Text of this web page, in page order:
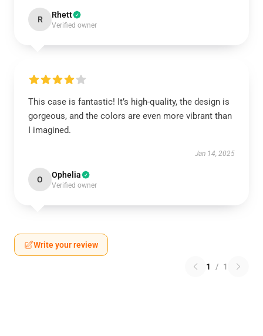
R Rhett
Verified owner
This case is fantastic! It’s high-quality, the design is
gorgeous, and the colors are even more vibrant than
I imagined.
Jan 14, 2025
O Ophelia
Verified owner
Write your review
1 / 1